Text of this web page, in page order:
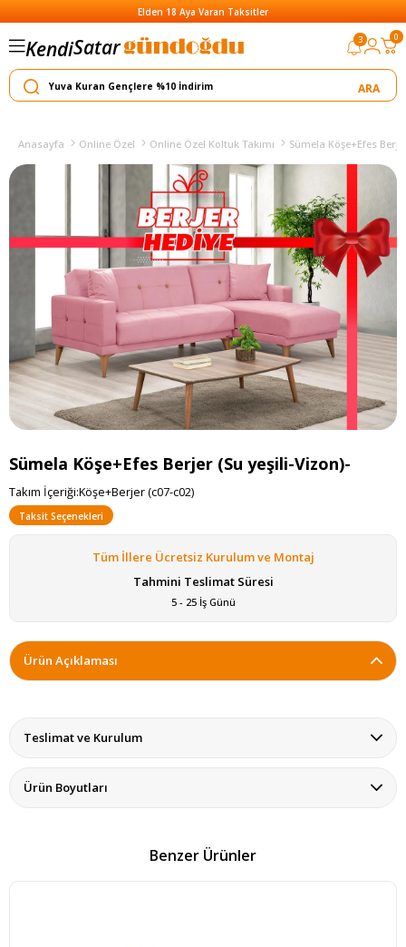
Elden 18 Aya Varan Taksitler
Kendi
Satar
Yapar
3 0
Anasayfa Online Özel Online Özel Koltuk Takımı Sümela Köşe+Efes
Sümela Köşe+Efes Berjer (Su yeşili-Vizon)-
Takım İçeriği:Köşe+Berjer (c07-c02)
Taksit Seçenekleri
Tüm İllere Ücretsiz Kurulum ve Montaj
Tahmini Teslimat Süresi
5 - 25 İş Günü
Ürün Açıklaması
Teslimat ve Kurulum
Ürün Boyutları
Benzer Ürünler